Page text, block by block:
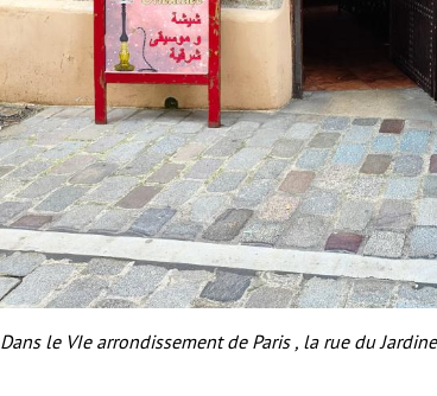
Dans le VIe arrondissement de Paris , la rue du